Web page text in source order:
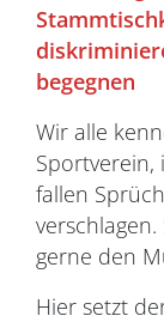
begegnen
Wir alle
Sportverein,
fallen
gerne den
Hier setzt